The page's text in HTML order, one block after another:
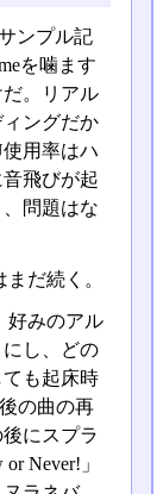
ンプル記
を噛ます
。リアル
ングだか
用率はハ
飛びが起
問題はな
だ続く。
好みのアル
し、どの
も起床時
の曲の再
にスプラ
Never!」